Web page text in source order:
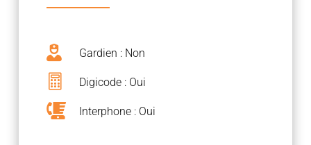
 Gardien : Non
 Digicode : Oui
 Interphone : Oui